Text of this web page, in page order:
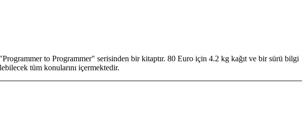
to Programmer" serisinden bir kitaptır. 80 Euro için 4.2 kg kağıt ve bir sürü bilgi
tüm konularını içermektedir.